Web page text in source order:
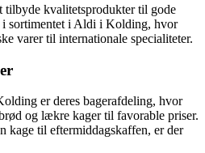
kvalitetsprodukter til gode
i sortimentet i Aldi i Kolding, hvor
varer til internationale specialiteter.
er deres bagerafdeling, hvor
og lækre kager til favorable priser.
kage til eftermiddagskaffen, er der